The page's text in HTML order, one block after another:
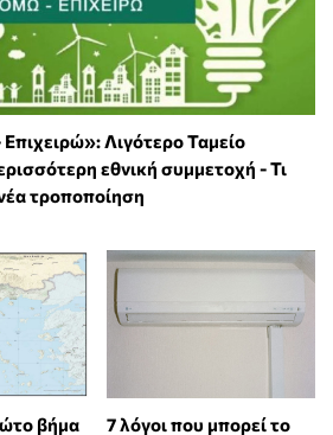
Λιγότερο Ταμείο
εθνική συμμετοχή - Τι
τροποποίηση
βήμα 7 λόγοι που μπορεί το